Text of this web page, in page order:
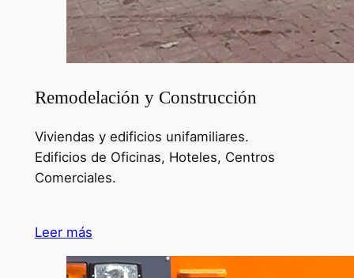
Remodelación y Construcción
Viviendas y edificios unifamiliares.
Edificios de Oficinas, Hoteles, Centros
Comerciales.
Leer más